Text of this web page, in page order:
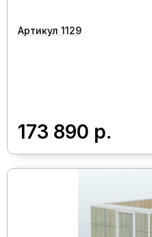
Артикул 1129
173 890 р.